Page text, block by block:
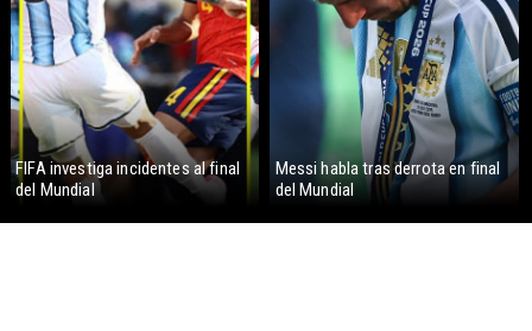
FIFA investiga incidentes al final
del Mundial
Messi habla tras derrota en final
del Mundial